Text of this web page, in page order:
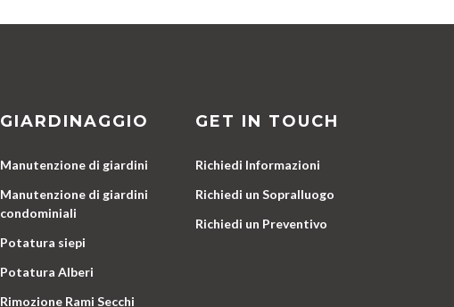
GIARDINAGGIO
Manutenzione di giardini
Manutenzione di giardini
condominiali
Potatura siepi
Potatura Alberi
Rimozione Rami Secchi
GET IN TOUCH
Richiedi Informazioni
Richiedi un Sopralluogo
Richiedi un Preventivo